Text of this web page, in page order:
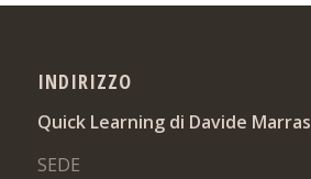
INDIRIZZO
Quick Learning di Davide Marras
SEDE